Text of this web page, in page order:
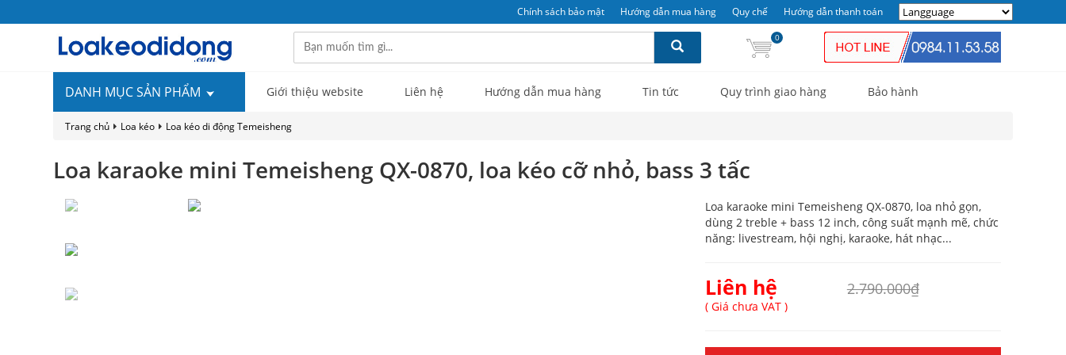
Chính sách bảo mật Hướng dẫn mua hàng Quy chế Hướng dẫn thanh toán
0
DANH MỤC SẢN PHẨM Giới thiệu website Liên hệ Hướng dẫn mua hàng Tin tức Quy trình giao hàng Bảo hành
Trang chủ Loa kéo Loa kéo di động Temeisheng
Loa karaoke mini Temeisheng QX-0870, loa kéo cỡ nhỏ, bass 3 tấc
Loa karaoke mini Temeisheng QX-0870, loa nhỏ gọn,
dùng 2 treble + bass 12 inch, công suất mạnh mẽ, chức
năng: livestream, hội nghị, karaoke, hát nhạc...
Liên hệ 2.790.000₫
( Giá chưa VAT )